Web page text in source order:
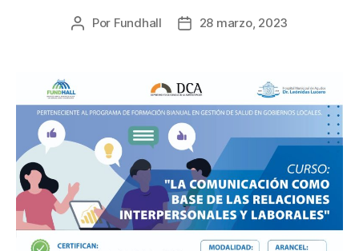
Por Fundhall 28 marzo, 2023